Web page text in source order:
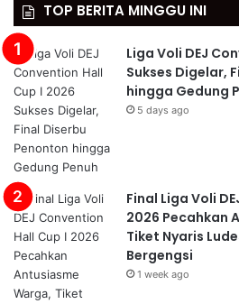
TOP BERITA MINGGU INI
Liga Voli DEJ
Sukses Digelar,
hingga Gedung
5 days ago
Final Liga Voli
2026 Pecahkan
Tiket Nyaris
Bergengsi
1 week ago